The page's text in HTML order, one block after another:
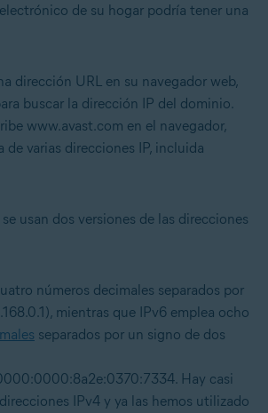
de su hogar podría tener una
dirección URL en su navegador web,
buscar la dirección IP del dominio.
www.avast.com en el navegador,
de varias direcciones IP, incluida
usan dos versiones de las direcciones
números decimales separados por
mientras que IPv6 emplea ocho
separados por un signo de dos
Hay casi
IPv4 y ya las hemos utilizado